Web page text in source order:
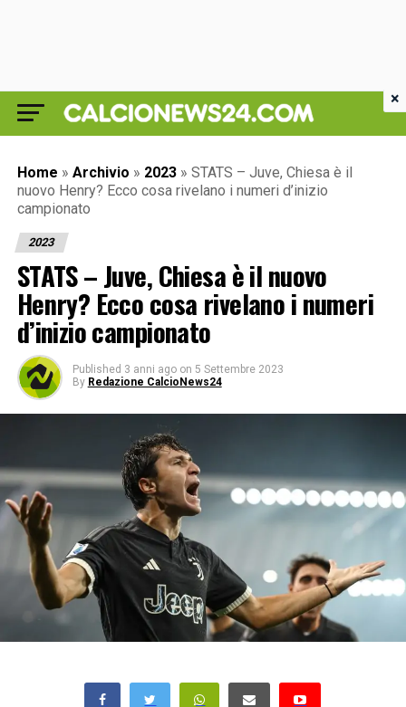
Home » Archivio » 2023 » STATS – Juve, Chiesa è il
nuovo Henry? Ecco cosa rivelano i numeri d’inizio
campionato
2023
STATS – Juve, Chiesa è il nuovo
Henry? Ecco cosa rivelano i numeri
d’inizio campionato
Published 3 anni ago on 5 Settembre 2023
By Redazione CalcioNews24
×